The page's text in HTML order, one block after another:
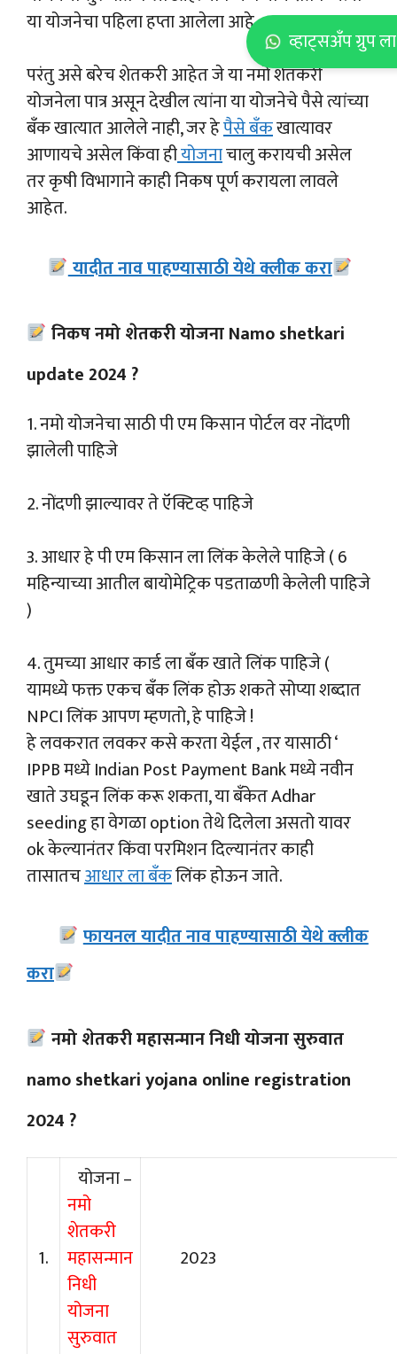
या योजनेचा पहिला हप्ता आलेला आहे.
परंतु असे बरेच शेतकरी आहेत जे या नमो शेतकरी
योजनेला पात्र असून देखील त्यांना या योजनेचे पैसे त्यांच्या
बँक खात्यात आलेले नाही, जर हेपैसे बँकखात्यावर
आणायचे असेल किंवा हीयोजनाचालु करायची असेल
तर कृषी विभागाने काही निकष पूर्ण करायला लावले
आहेत.
यादीत नाव पाहण्यासाठी येथे क्लीक करा
निकष नमो शेतकरी योजना Namo shetkari
update 2024 ?
1. नमो योजनेचा साठी पी एम किसान पोर्टल वर नोंदणी
झालेली पाहिजे
2. नोंदणी झाल्यावर ते ऍक्टिव्ह पाहिजे
3. आधार हे पी एम किसान ला लिंक केलेले पाहिजे ( 6
महिन्याच्या आतील बायोमेट्रिक पडताळणी केलेली पाहिजे
)
4. तुमच्या आधार कार्ड ला बँक खाते लिंक पाहिजे (
यामध्ये फक्त एकच बँक लिंक होऊ शकते सोप्या शब्दात
NPCI लिंक आपण म्हणतो, हे पाहिजे !
हे लवकरात लवकर कसे करता येईल , तर यासाठी ‘
IPPB मध्ये Indian Post Payment Bank मध्ये नवीन
खाते उघडून लिंक करू शकता, या बँकेत Adhar
seeding हा वेगळा option तेथे दिलेला असतो यावर
ok केल्यानंतर किंवा परमिशन दिल्यानंतर काही
तासातचआधार ला बँकलिंक होऊन जाते.
फायनल यादीत नाव पाहण्यासाठी येथे क्लीक
करा
नमो शेतकरी महासन्मान निधी योजना सुरुवात
namo shetkari yojana online registration
2024 ?
1.
योजना –
नमो
शेतकरी
महासन्मान
निधी
योजना
सुरुवात
2023
व्हाट्सअँप ग्रुप